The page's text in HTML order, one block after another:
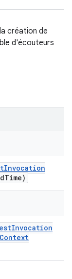
création de
d'écouteurs
Invocation
Time)
Invocation
Context